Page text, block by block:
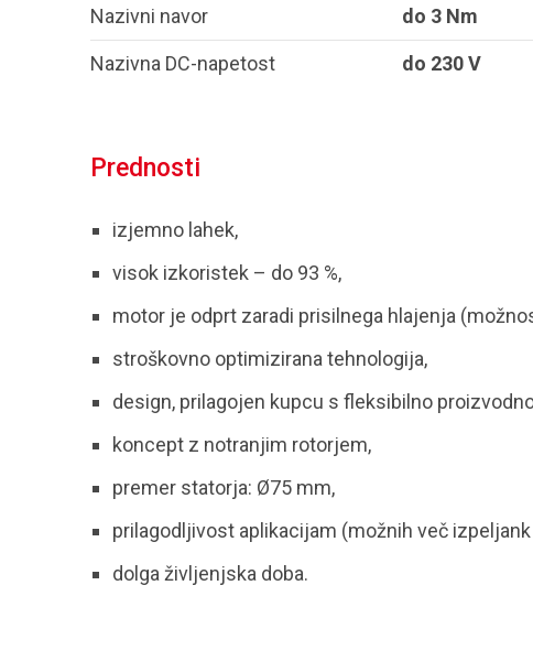
Nazivni navor do 3 Nm
Nazivna DC-napetost do 230 V
Prednosti
izjemno lahek,
visok izkoristek – do 93 %,
motor je odprt zaradi prisilnega hlajenja
stroškovno optimizirana tehnologija,
design, prilagojen kupcu s fleksibilno
koncept z notranjim rotorjem,
premer statorja: Ø75 mm,
prilagodljivost aplikacijam (možnih več
dolga življenjska doba.